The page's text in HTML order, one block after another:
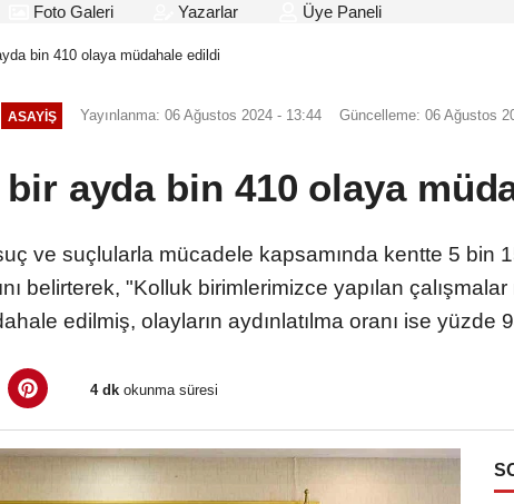
Foto Galeri Yazarlar Üye Paneli
bin 410 olaya müdahale edildi
ASAYIŞ Yayınlanma: 06 Ağustos 2024 - 13:44 Güncelleme: 06 Ağustos
bir ayda bin 410 olaya
ve suçlularla mücadele kapsamında kentte 5 bin
belirterek, "Kolluk birimlerimizce yapılan
edilmiş, olayların aydınlatılma oranı ise yüzde
4 dk okunma süresi